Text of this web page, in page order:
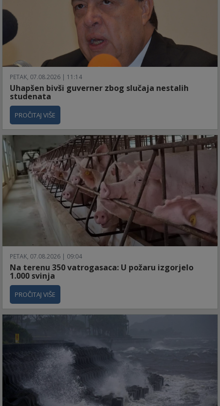
PETAK, 07.08.2026 | 11:14
Uhapšen bivši guverner zbog slučaja nestalih
studenata
PROČITAJ VIŠE
PETAK, 07.08.2026 | 09:04
Na terenu 350 vatrogasaca: U požaru izgorjelo
1.000 svinja
PROČITAJ VIŠE